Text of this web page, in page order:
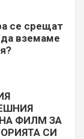
се срещат
да вземаме
ФИЛМ ЗА
СИ